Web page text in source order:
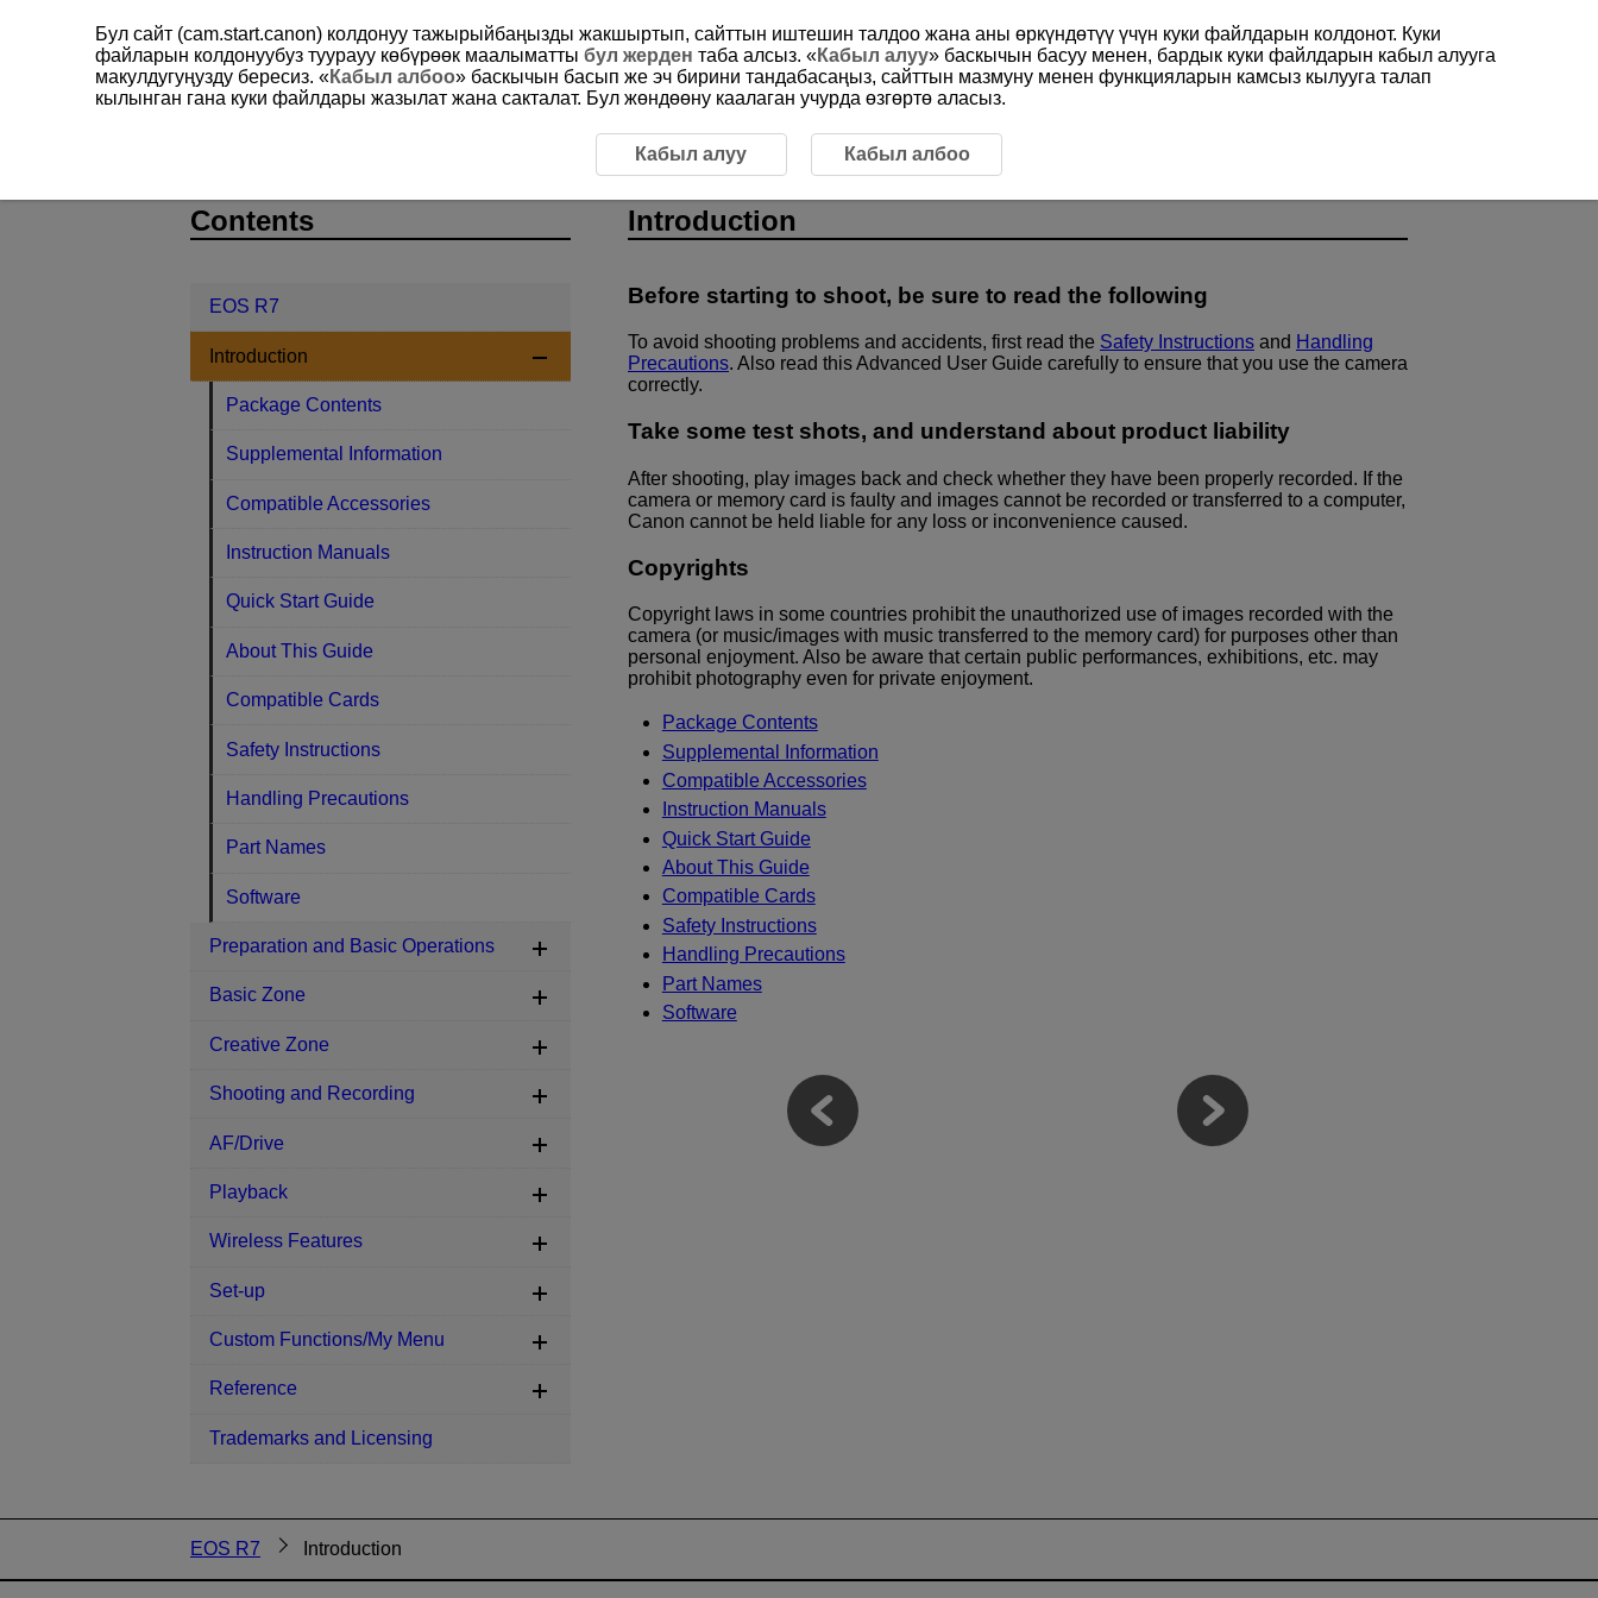
EOS R7 Introduction
Introduction
Before starting to shoot, be sure to read the following
To avoid shooting problems and accidents, first read the Safety Instructions and Handling
Precautions. Also read this Advanced User Guide carefully to ensure that you use the camera
correctly.
Take some test shots, and understand about product liability
After shooting, play images back and check whether they have been properly recorded. If the
camera or memory card is faulty and images cannot be recorded or transferred to a computer,
Canon cannot be held liable for any loss or inconvenience caused.
Copyrights
Copyright laws in some countries prohibit the unauthorized use of images recorded with the
camera (or music/images with music transferred to the memory card) for purposes other than
personal enjoyment. Also be aware that certain public performances, exhibitions, etc. may
prohibit photography even for private enjoyment.
Package Contents
Supplemental Information
Compatible Accessories
Instruction Manuals
Quick Start Guide
About This Guide
Compatible Cards
Safety Instructions
Handling Precautions
Part Names
Software
Contents
EOS R7
Introduction
Package Contents
Supplemental Information
Compatible Accessories
Instruction Manuals
Quick Start Guide
About This Guide
Compatible Cards
Safety Instructions
Handling Precautions
Part Names
Software
Preparation and Basic Operations
Basic Zone
Creative Zone
Shooting and Recording
AF/Drive
Playback
Wireless Features
Set-up
Custom Functions/My Menu
Reference
Trademarks and Licensing
EOS R7 Introduction
Бул сайт (cam.start.canon) колдонуу тажырыйбаңызды жакшыртып, сайттын иштешин талдоо жана аны өркүндөтүү үчүн куки файлдарын колдонот. Куки
файларын колдонуубуз туурауу көбүрөөк маалыматты бул жерден таба алсыз. «Кабыл алуу» баскычын басуу менен, бардык куки файлдарын кабыл алууга
макулдугуңузду бересиз. «Кабыл албоо» баскычын басып же эч бирини тандабасаңыз, сайттын мазмуну менен функцияларын камсыз кылууга талап
кылынган гана куки файлдары жазылат жана сакталат. Бул жөндөөну каалаган учурда өзгөртө аласыз.
Кабыл алуу Кабыл албоо